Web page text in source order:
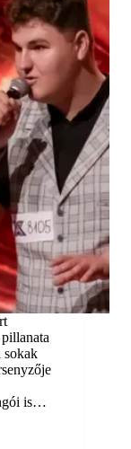
sokak
is…